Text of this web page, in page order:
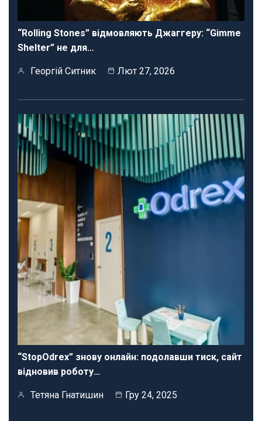
“Rolling Stones” відмовляють Джаггеру: “Gimme
Shelter” не для…
Георгій Ситник Лют 27, 2026
“StopOdrex” знову онлайн: подолавши тиск, сайт
відновив роботу…
Тетяна Гнатишин Гру 24, 2025